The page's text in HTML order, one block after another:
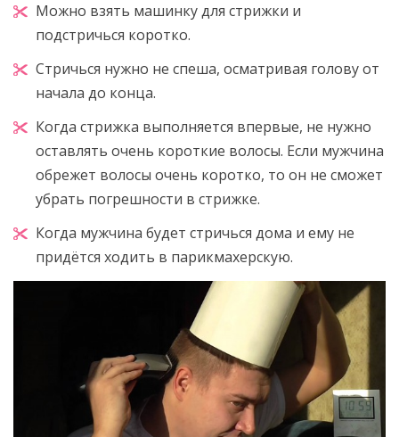
Можно взять машинку для стрижки и
подстричься коротко.
Стричься нужно не спеша, осматривая голову от
начала до конца.
Когда стрижка выполняется впервые, не нужно
оставлять очень короткие волосы. Если мужчина
обрежет волосы очень коротко, то он не сможет
убрать погрешности в стрижке.
Когда мужчина будет стричься дома и ему не
придётся ходить в парикмахерскую.